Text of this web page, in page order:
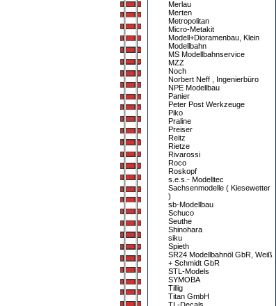
Merlau
Merten
Metropolitan
Micro-Metakit
Modell+Dioramenbau, Klein
Modellbahn
MS Modellbahnservice
MZZ
Noch
Norbert Neff , Ingenierbüro
NPE Modellbau
Panier
Peter Post Werkzeuge
Piko
Praline
Preiser
Reitz
Rietze
Rivarossi
Roco
Roskopf
s.e.s.- Modelltec
Sachsenmodelle ( Kiesewetter
)
sb-Modellbau
Schuco
Seuthe
Shinohara
siku
Spieth
SR24 Modellbahnöl GbR, Weiß
+ Schmidt GbR
STL-Models
SYMOBA
Tillig
Titan GmbH